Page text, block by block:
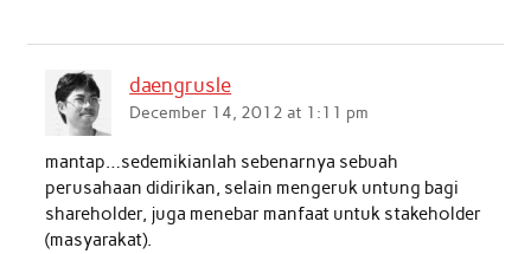
daengrusle
December 14, 2012 at 1:11 pm
mantap…sedemikianlah sebenarnya sebuah
perusahaan didirikan, selain mengeruk untung bagi
shareholder, juga menebar manfaat untuk stakeholder
(masyarakat).